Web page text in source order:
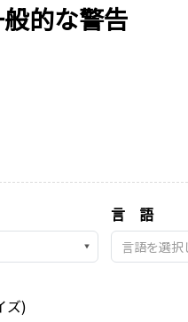
的な警告
▼
言 語
ズ)